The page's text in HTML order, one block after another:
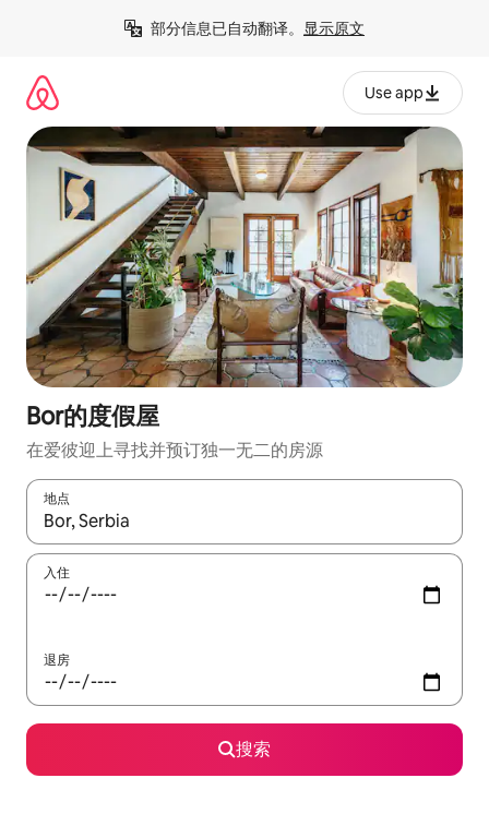
部分信息已自动翻译。 显示原文
Use app
Bor的度假屋
在爱彼迎上寻找并预订独一无二的房源
地点
如有搜索结果，请使用上下方向键查看，或通过点击或滑动手势
入住
退房
搜索